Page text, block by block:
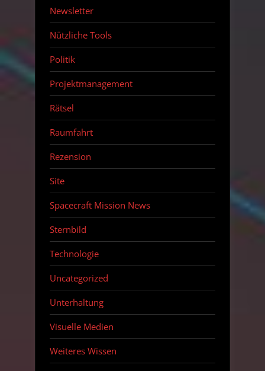
Newsletter
Nützliche Tools
Politik
Projektmanagement
Rätsel
Raumfahrt
Rezension
Site
Spacecraft Mission News
Sternbild
Technologie
Uncategorized
Unterhaltung
Visuelle Medien
Weiteres Wissen